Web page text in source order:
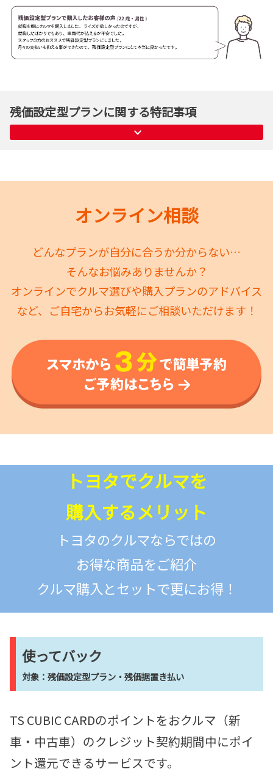
残価設定型プランに関する特記事項
オンライン相談
どんなプランが自分に合うか分からない…
そんなお悩みありませんか？
オンラインでクルマ選びや購入プランのアドバイス
など、ご自宅からお気軽にご相談いただけます！
トヨタでクルマを
購入するメリット
トヨタのクルマならではの
お得な商品をご紹介
クルマ購入とセットで更にお得！
使ってバック
対象：残価設定型プラン・残価据置き払い
TS CUBIC CARDのポイントをおクルマ（新
車・中古車）のクレジット契約期間中にポイ
ント還元できるサービスです。